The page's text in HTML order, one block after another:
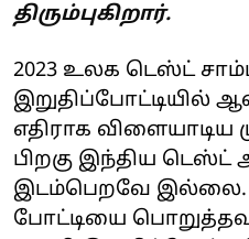
திரும்புகிறார்.
2023 உலக டெஸ்ட்
இறுதிப்போட்டியில்
எதிராக விளையாடிய
பிறகு இந்திய டெஸ்ட்
இடம்பெறவே இல்லை.
போட்டியை